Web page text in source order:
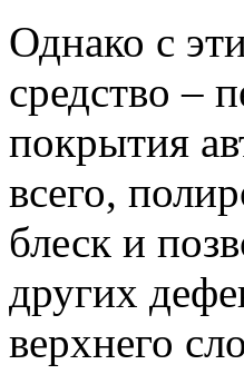
Однако с
средство –
покрытия
всего,
блеск и
других
верхнего